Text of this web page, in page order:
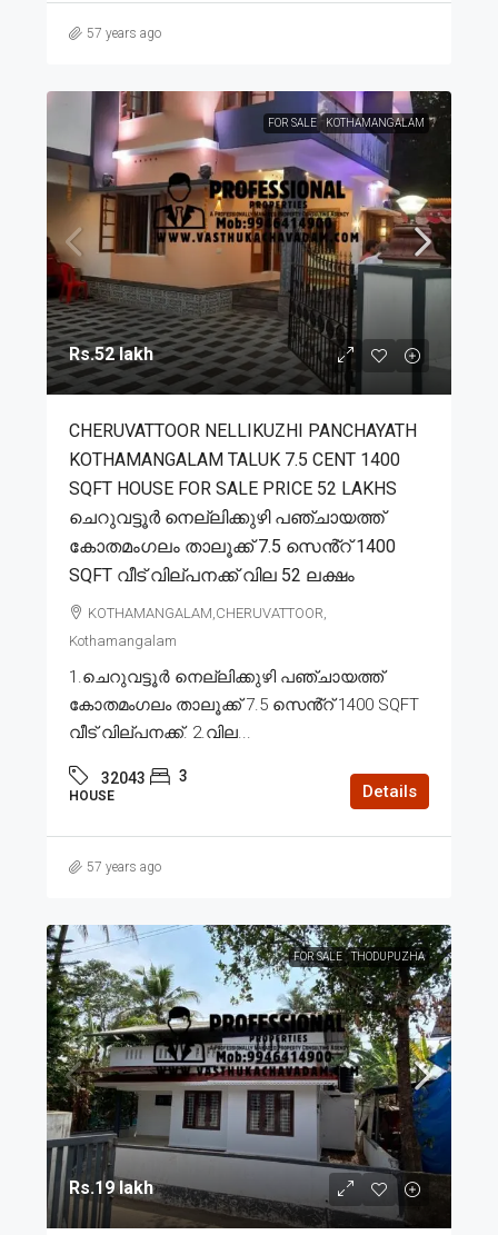
57 years ago
FOR SALE KOTHAMANGALAM
Rs.52 lakh
CHERUVATTOOR NELLIKUZHI PANCHAYATH
KOTHAMANGALAM TALUK 7.5 CENT 1400
SQFT HOUSE FOR SALE PRICE 52 LAKHS
ചെറുവട്ടൂർ നെല്ലിക്കുഴി പഞ്ചായത്ത്
കോതമംഗലം താലൂക്ക് 7.5 സെൻ്റ് 1400
SQFT വീട് വില്പനക്ക് വില 52 ലക്ഷം
KOTHAMANGALAM,CHERUVATTOOR,
Kothamangalam
1.ചെറുവട്ടൂർ നെല്ലിക്കുഴി പഞ്ചായത്ത്
കോതമംഗലം താലൂക്ക് 7.5 സെൻ്റ് 1400 SQFT
വീട് വില്പനക്ക്. 2.വില...
32043 3
HOUSE Details
57 years ago
FOR SALE THODUPUZHA
Rs.19 lakh